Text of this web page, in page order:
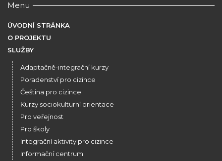
Menu
ÚVODNÍ STRÁNKA
O PROJEKTU
SLUŽBY
Adaptačně-integrační kurzy
Poradenství pro cizince
Čeština pro cizince
Kurzy sociokulturní orientace
Pro veřejnost
Pro školy
Integrační aktivity pro cizince
Informační centrum